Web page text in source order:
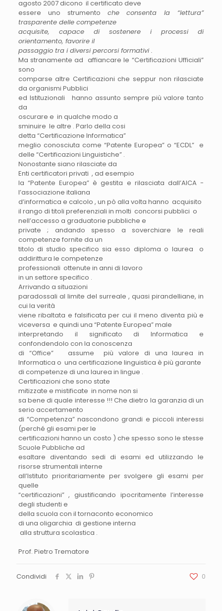
agosto 2007 dicono il certificato deve
essere uno strumento che consenta la “lettura”
trasparente delle competenze
acquisite, capace di sostenere i processi di
orientamento, favorire il
passaggio tra i diversi percorsi formativi .
Ma stranamente ad affiancare le “Certificazioni Ufficiali”
sono
comparse altre Certificazioni che seppur non rilasciate
da organismi Pubblici
ed Istituzionali hanno assunto sempre più valore tanto
da
oscurare e in qualche modo a
sminuire le altre . Parlo della cosi
detta “Certificazione Informatica”
meglio conosciuta come “Patente Europea” o “ECDL” e
delle “Certificazioni Linguistiche” .
Nonostante siano rilasciate da
Enti certificatori privati , ad esempio
la “Patente Europea” è gestita e rilasciata dall’AICA -
l’associazione italiana
d’informatica e calcolo , un pò alla volta hanno acquisito
il rango di titoli preferenziali in molti concorsi pubblici o
nell’accesso a graduatorie pubbliche e
private ; andando spesso a soverchiare le reali
competenze fornite da un
titolo di studio specifico sia esso diploma o laurea o
addirittura le competenze
professionali ottenute in anni di lavoro
in un settore specifico .
Arrivando a situazioni
paradossali al limite del surreale , quasi pirandelliane, in
cui la verità
viene ribaltata e falsificata per cui il meno diventa più e
viceversa e quindi una “Patente Europea” male
interpretando il significato di Informatica e
confondendolo con la conoscenza
di “Office” assume più valore di una laurea in
Informatica o una certificazione linguistica è più garante
di competenze di una laurea in lingue .
Certificazioni che sono state
mitizzate e mistificate in nome non si
sa bene di quale interesse !!! Che dietro la garanzia di un
serio accertamento
di “Competenza” nascondono grandi e piccoli interessi
(perché gli esami per le
certificazioni hanno un costo ) che spesso sono le stesse
Scuole Pubbliche ad
esaltare diventando sedi di esami ed utilizzando le
risorse strumentali interne
all’Istituto prioritariamente per svolgere gli esami per
quelle
“certificazioni” , giustificando ipocritamente l’interesse
degli studenti e
della scuola con il tornaconto economico
di una oligarchia di gestione interna
alla struttura scolastica .
Prof. Pietro Trematore
Condividi 0